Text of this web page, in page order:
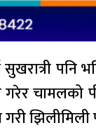
पनि
गरेर चामलको
झिलीमिली